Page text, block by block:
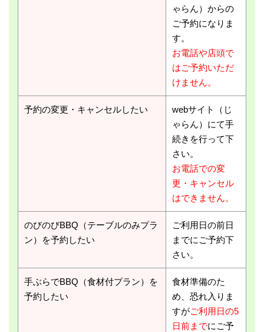
ゃらん）からの
ご予約になりま
す。
お電話や店頭で
はご予約いただ
けません。
予約の変更・キャンセルしたい
webサイト（じ
ゃらん）にて手
続きを行って下
さい。
お電話での変
更・キャンセル
はできません。
のびのびBBQ（テーブルのみプラ
ン）を予約したい
ご利用日の前日
までにご予約下
さい。
手ぶらでBBQ（食材付プラン）を
予約したい
食材準備のた
め、恐れ入りま
すがご利用日の5
日前までにご予